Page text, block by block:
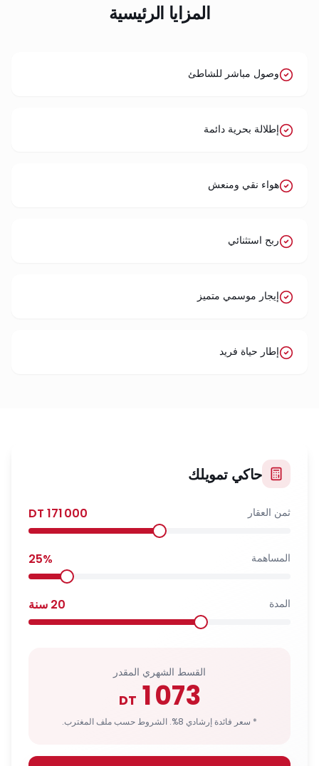
المزايا الرئيسية
وصول مباشر للشاطئ
إطلالة بحرية دائمة
هواء نقي ومنعش
ربح استثنائي
إيجار موسمي متميز
إطار حياة فريد
حاكي تمويلك
ثمن العقار 171 000
المساهمة 25%
المدة 20 سنة
القسط الشهري المقدر
1 073
DT
* سعر فائدة إرشادي 8%. الشروط حسب ملف المغترب.